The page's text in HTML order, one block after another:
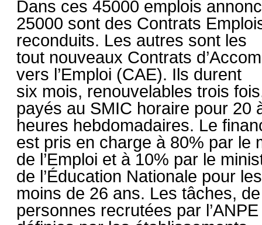
Dans ces 45000 emplois
25000 sont des Contrats
reconduits. Les autres sont les
tout nouveaux Contrats
vers l’Emploi (CAE). Ils durent
six mois, renouvelables trois
payés au SMIC horaire pour 20
heures hebdomadaires. Le
est pris en charge à 80% par le
de l’Emploi et à 10% par le
de l’Éducation Nationale pour les
moins de 26 ans. Les tâches,
personnes recrutées par